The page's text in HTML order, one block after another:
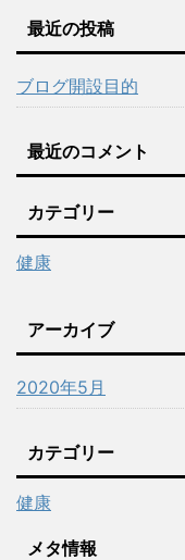
最近の投稿
ブログ開設目的
最近のコメント
カテゴリー
健康
アーカイブ
2020年5月
カテゴリー
健康
メタ情報